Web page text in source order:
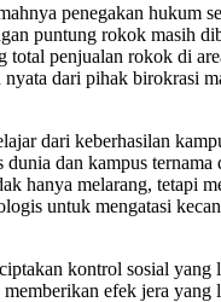
penegakan hukum
puntung rokok masih
penjualan rokok di
dari pihak birokrasi
dari keberhasilan
dan kampus
hanya melarang, tetapi
untuk mengatasi
kontrol sosial yang
efek jera